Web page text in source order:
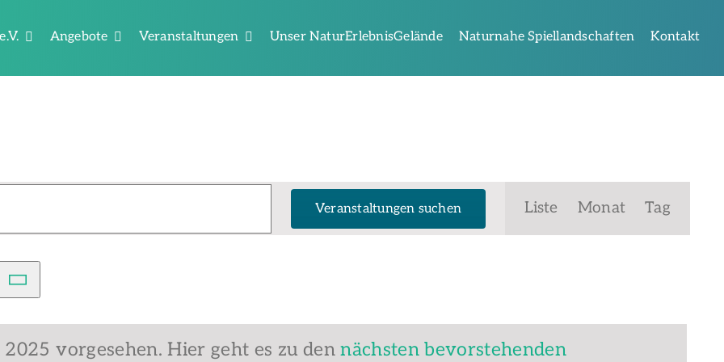
Angebote Veranstaltungen Unser NaturErlebnisGelände Naturnahe Spiellandschaften Kontakt
vorgesehen. Hier geht es zu dennächsten bevorstehenden
Veranstaltungen suchen
Ansichten-
Navigation
Liste Monat Tag